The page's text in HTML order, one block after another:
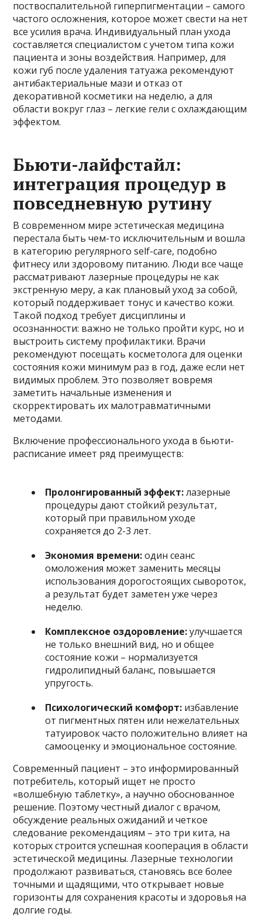
поствоспалительной гиперпигментации – самого
частого осложнения, которое может свести на нет
все усилия врача. Индивидуальный план ухода
составляется специалистом с учетом типа кожи
пациента и зоны воздействия. Например, для
кожи губ после удаления татуажа рекомендуют
антибактериальные мази и отказ от
декоративной косметики на неделю, а для
области вокруг глаз – легкие гели с охлаждающим
эффектом.
Бьюти-лайфстайл:
интеграция процедур в
повседневную рутину
В современном мире эстетическая медицина
перестала быть чем-то исключительным и вошла
в категорию регулярного self-care, подобно
фитнесу или здоровому питанию. Люди все чаще
рассматривают лазерные процедуры не как
экстренную меру, а как плановый уход за собой,
который поддерживает тонус и качество кожи.
Такой подход требует дисциплины и
осознанности: важно не только пройти курс, но и
выстроить систему профилактики. Врачи
рекомендуют посещать косметолога для оценки
состояния кожи минимум раз в год, даже если нет
видимых проблем. Это позволяет вовремя
заметить начальные изменения и
скорректировать их малотравматичными
методами.
Включение профессионального ухода в бьюти-
расписание имеет ряд преимуществ:
Пролонгированный эффект:лазерные
процедуры дают стойкий результат,
который при правильном уходе
сохраняется до 2-3 лет.
Экономия времени:один сеанс
омоложения может заменить месяцы
использования дорогостоящих сывороток,
а результат будет заметен уже через
неделю.
Комплексное оздоровление:улучшается
не только внешний вид, но и общее
состояние кожи – нормализуется
гидролипидный баланс, повышается
упругость.
Психологический комфорт: избавление
от пигментных пятен или нежелательных
татуировок часто положительно влияет на
самооценку и эмоциональное состояние.
Современный пациент – это информированный
потребитель, который ищет не просто
«волшебную таблетку», а научно обоснованное
решение. Поэтому честный диалог с врачом,
обсуждение реальных ожиданий и четкое
следование рекомендациям – это три кита, на
которых строится успешная кооперация в области
эстетической медицины. Лазерные технологии
продолжают развиваться, становясь все более
точными и щадящими, что открывает новые
горизонты для сохранения красоты и здоровья на
долгие годы.